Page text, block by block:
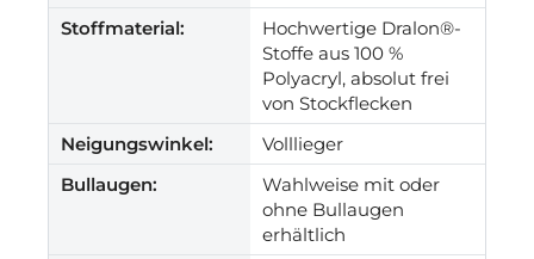
Stoffmaterial:
Hochwertige Dralon®-
Stoffe aus 100 %
Polyacryl, absolut frei
von Stockflecken
Neigungswinkel:
Volllieger
Bullaugen:
Wahlweise mit oder
ohne Bullaugen
erhältlich